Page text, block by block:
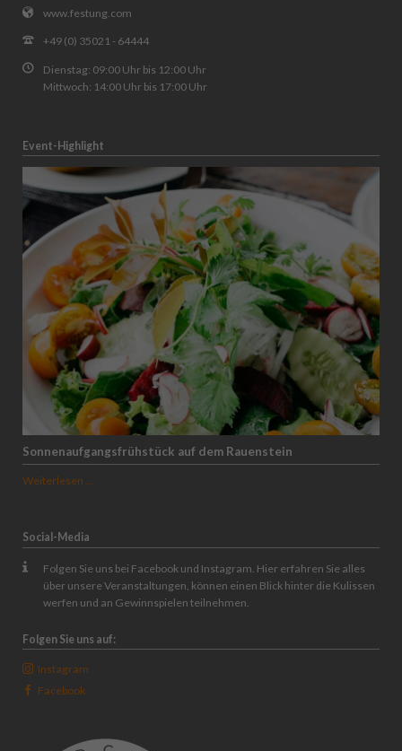
www.festung.com
+49 (0) 35021 - 64444
Dienstag: 09:00 Uhr bis 12:00 Uhr
Mittwoch: 14:00 Uhr bis 17:00 Uhr
Event-Highlight
Sonnenaufgangsfrühstück auf dem Rauenstein
Weiterlesen …
Social-Media
Folgen Sie uns bei Facebook und Instagram. Hier erfahren Sie alles
über unsere Veranstaltungen, können einen Blick hinter die Kulissen
werfen und an Gewinnspielen teilnehmen.
Folgen Sie uns auf:
Instagram
Facebook